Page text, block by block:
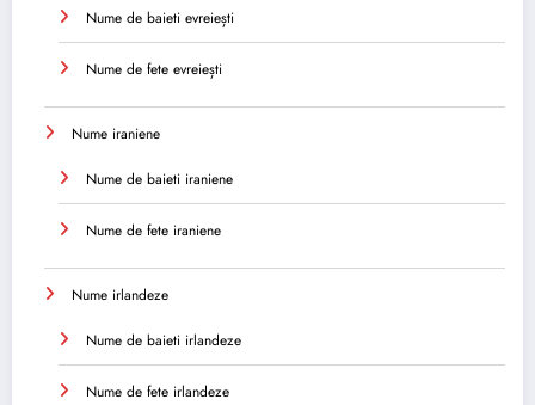
Nume de baieti evreiești
Nume de fete evreiești
Nume iraniene
Nume de baieti iraniene
Nume de fete iraniene
Nume irlandeze
Nume de baieti irlandeze
Nume de fete irlandeze